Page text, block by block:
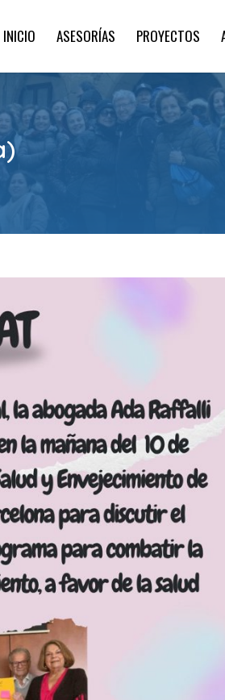
INICIO ASESORÍAS PROYECTOS